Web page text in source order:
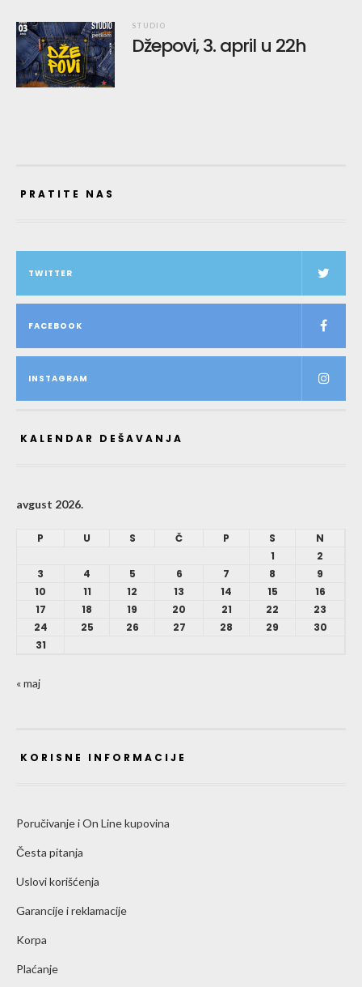
STUDIO
Džepovi, 3. april u 22h
PRATITE NAS
TWITTER
FACEBOOK
INSTAGRAM
KALENDAR DEŠAVANJA
avgust 2026.
P U S Č P S
N
1
2
3
4 5 6 7 8
9
10
11 12 13 14 15
16
17
18 19 20 21 22
23
24
25 26 27 28 29
30
31
« maj
KORISNE INFORMACIJE
Poručivanje i On Line kupovina
Česta pitanja
Uslovi korišćenja
Garancije i reklamacije
Korpa
Plaćanje